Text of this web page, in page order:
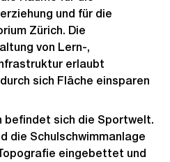
und für die
Zürich. Die
von Lern-,
erlaubt
sich Fläche einsparen
befindet sich die Sportwelt.
die Schulschwimmanlage
eingebettet und